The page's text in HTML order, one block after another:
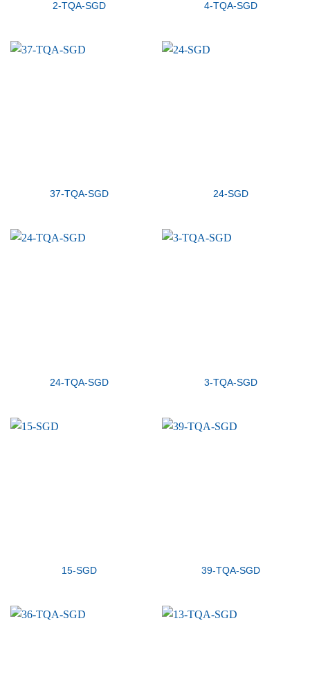
2-TQA-SGD 4-TQA-SGD
37-TQA-SGD 24-SGD
24-TQA-SGD 3-TQA-SGD
15-SGD 39-TQA-SGD